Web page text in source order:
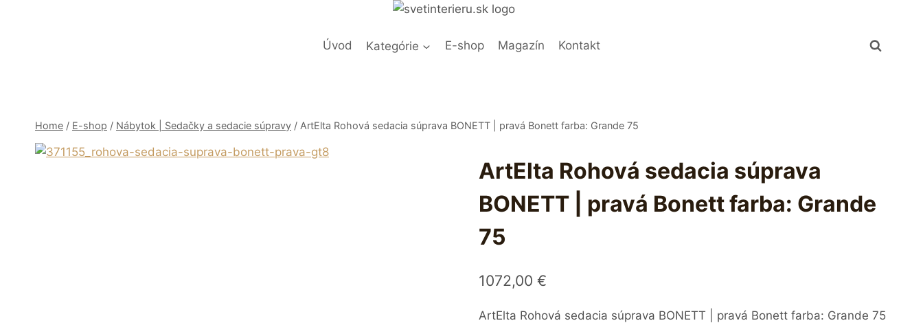
Úvod Kategórie E-shop Magazín Kontakt
Home / E-shop / Nábytok | Sedačky a sedacie súpravy / ArtElta Rohová sedacia súprava BONETT | pravá Bonett farba: Grande 75
ArtElta Rohová sedacia súprava
BONETT | pravá Bonett farba: Grande
75
1072,00 €
ArtElta Rohová sedacia súprava BONETT | pravá Bonett farba: Grande 75